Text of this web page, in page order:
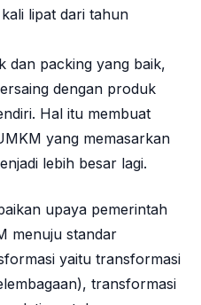
lipat dari tahun
dan packing yang baik,
dengan produk
Hal itu membuat
yang memasarkan
lebih besar lagi.
upaya pemerintah
menuju standar
yaitu transformasi
transformasi